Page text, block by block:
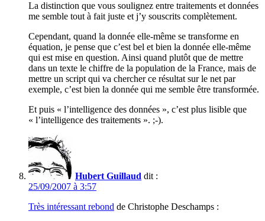
La distinction que vous soulignez entre traitements et données
me semble tout à fait juste et j’y souscrits complètement.
Cependant, quand la donnée elle-même se transforme en
équation, je pense que c’est bel et bien la donnée elle-même
qui est mise en question. Ainsi quand plutôt que de mettre
dans un texte le chiffre de la population de la France, mais de
mettre un script qui va chercher ce résultat sur le net par
exemple, c’est bien la donnée qui me semble être transformée.
Et puis « l’intelligence des données », c’est plus lisible que
« l’intelligence des traitements ». ;-).
Hubert Guillaud dit :
25/09/2007 à 3:57
Très intéressant rebond de Christophe Deschamps :